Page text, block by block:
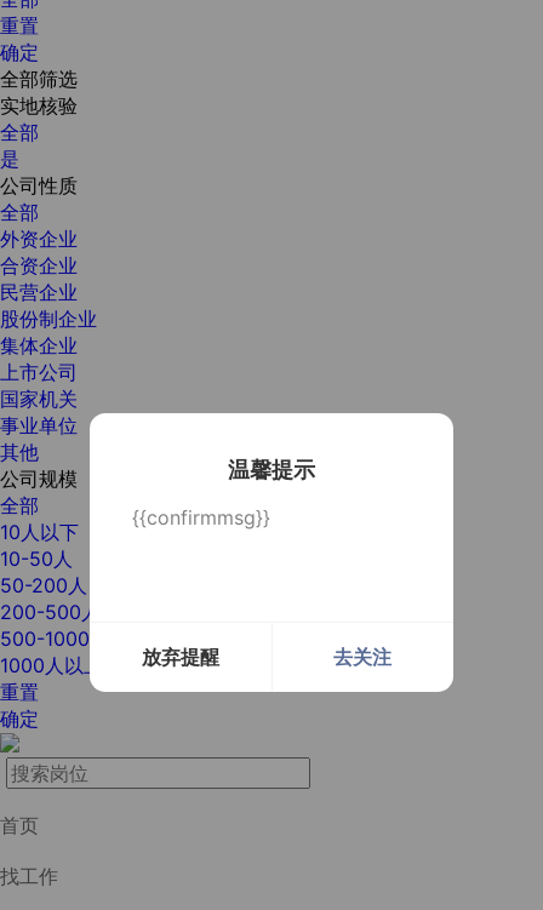
温馨提示
{{confirmmsg}}
放弃提醒 去关注
重置
确定
全部筛选
实地核验
全部
是
公司性质
全部
外资企业
合资企业
民营企业
股份制企业
集体企业
上市公司
国家机关
事业单位
其他
公司规模
全部
10人以下
10-50人
50-200人
200-500人
500-1000人
1000人以上
重置
确定
首页
找工作